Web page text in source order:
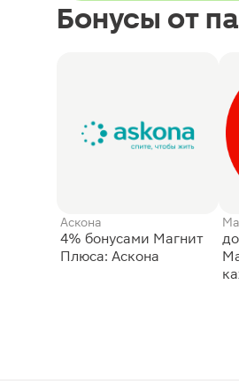
Бонусы от
Аскона
4% бонусами Магнит
Плюса: Аскона